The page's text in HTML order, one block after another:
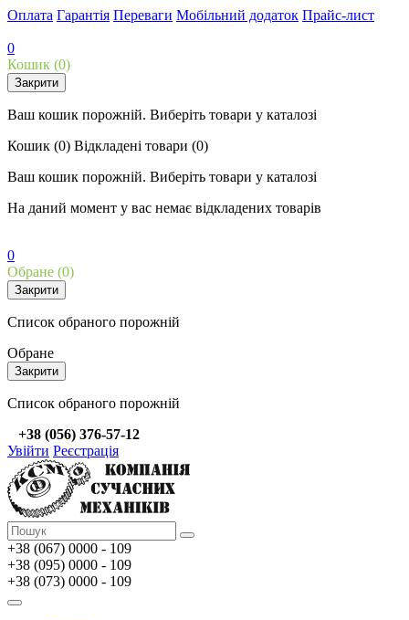
Оплата Гарантія Переваги Мобільний додаток Прайс-лист
0
Кошик (0)
Закрити
Ваш кошик порожній. Виберіть товари у каталозі
Кошик (0) Відкладені товари (0)
Ваш кошик порожній. Виберіть товари у каталозі
На даний момент у вас немає відкладених товарів
0
Обране (0)
Закрити
Список обраного порожній
Обране
Закрити
Список обраного порожній
+38 (056) 376-57-12
Увійти Реєстрація
+38 (067) 0000 - 109
+38 (095) 0000 - 109
+38 (073) 0000 - 109